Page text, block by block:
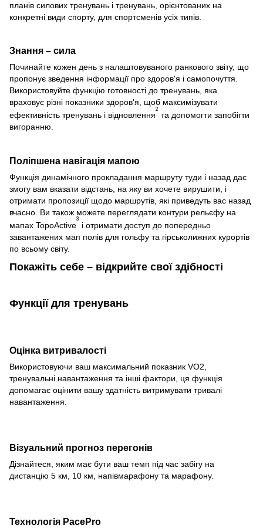
планів силових тренувань і тренувань, орієнтованих на
конкретні види спорту, для спортсменів усіх типів.
Знання – сила
Починайте кожен день з налаштовуваного ранкового звіту, що
пропонує зведення інформації про здоров'я і самопочуття.
Використовуйте функцію готовності до тренувань, яка
враховує різні показники здоров'я, щоб максимізувати
ефективність тренувань і відновлення
2
та допомогти запобігти
вигоранню.
Поліпшена навігація мапою
Функція динамічного прокладання маршруту туди і назад дає
змогу вам вказати відстань, на яку ви хочете вирушити, і
отримати пропозиції щодо маршрутів, які приведуть вас назад
вчасно. Ви також можете переглядати контури рельєфу на
мапах TopoActive
3
і отримати доступ до попередньо
завантажених мап полів для гольфу та гірськолижних курортів
по всьому світу.
Покажіть себе – відкрийте свої здібності
Функції для тренувань
Оцінка витривалості
Використовуючи ваш максимальний показник VO2,
тренувальні навантаження та інші фактори, ця функція
допомагає оцінити вашу здатність витримувати тривалі
навантаження.
Візуальний прогноз перегонів
Дізнайтеся, яким має бути ваш темп під час забігу на
дистанцію 5 км, 10 км, напівмарафону та марафону.
Технологія PacePro